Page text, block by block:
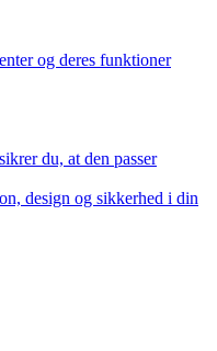
og deres funktioner
du, at den passer
design og sikkerhed i din